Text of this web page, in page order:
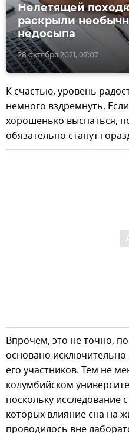
28 октября 2021, 07:07
Нелетящей
раскрыли
недосыпа
К счастью, уровень
немного вздремнуть.
хорошенько выспаться,
обязательно станут
Впрочем, это не точно,
основано исключительно
его участников. Тем не
колумбийском
поскольку исследование
которых влияние сна на
проводилось вне